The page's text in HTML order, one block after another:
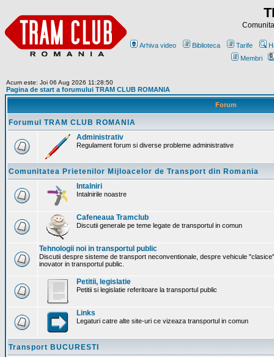
Arhiva video Biblioteca Tarife
Membri
Acum este: Joi 06 Aug 2026 11:28:50
Pagina de start a forumului TRAM CLUB ROMANIA
Forum
Forumul TRAM CLUB ROMANIA
Administrativ
Regulament forum si diverse probleme administrative
Comunitatea Prietenilor Mijloacelor de Transport din Romania
Intalniri
Intalnirile noastre
Cafeneaua Tramclub
Discutii generale pe teme legate de transportul in comun
Tehnologii noi in transportul public
Discutii despre sisteme de transport neconventionale, despre vehicule
inovator in transportul public.
Petitii, legislatie
Petitii si legislatie referitoare la transportul public
Links
Legaturi catre alte site-uri ce vizeaza transportul in comun
Transport BUCURESTI